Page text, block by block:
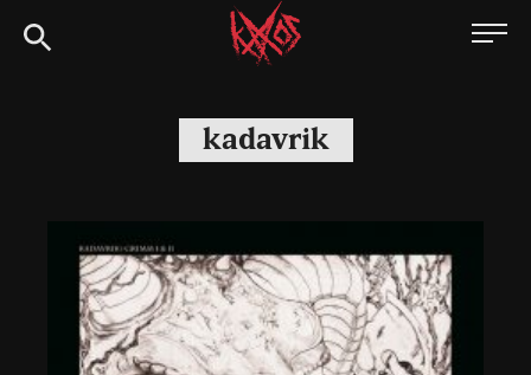
Siirry
suoraan
Kaaoszine
kadavrik